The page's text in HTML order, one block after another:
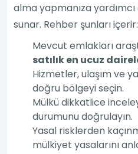
alma yapmanıza
sunar. Rehber şunları içerir:
Mevcut emlakları
satılık en ucuz
Hizmetler, ulaşım ve
doğru bölgeyi seçin.
Mülkü dikkatlice
durumunu doğrulayın.
Yasal risklerden
mülkiyet yasalarını